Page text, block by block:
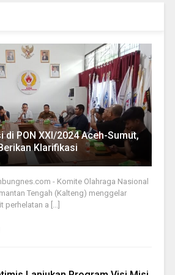
di PON XXI/2024 Aceh-Sumut,
Klarifikasi
- Komite Olahraga Nasional
Tengah (Kalteng) menggelar
perhelatan a [...]